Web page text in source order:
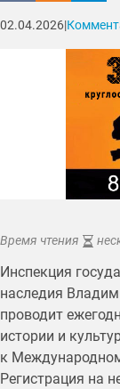
Время чтения
Инспекция
наследия
проводит
истории и
к
Регистрация на
02.04.2026|